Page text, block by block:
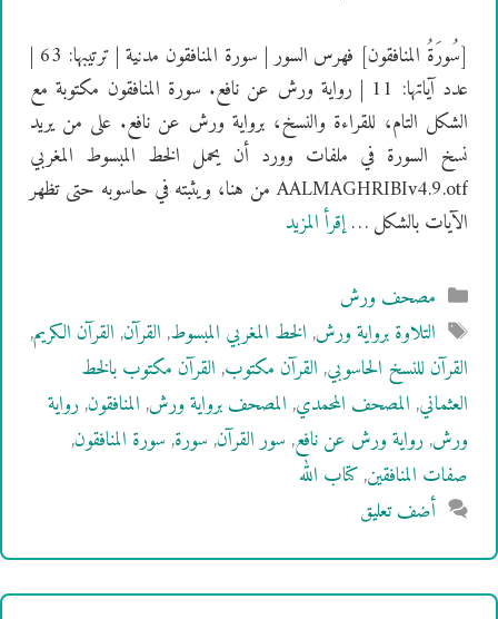
[سُورَةُ المنافقون] فهرس السور | سورة المنافقون مدنية | ترتيبها: 63 |
عدد آياتها: 11 | رواية ورش عن نافع. سورة المنافقون مكتوبة مع
الشكل التام، للقراءة والنسخ، برواية ورش عن نافع. على من يريد
نسخ السورة في ملفات وورد أن يحمل الخط المبسوط المغربي
AALMAGHRIBIv4.9.otf من هنا، ويثبته في حاسوبه حتى تظهر
الآيات بالشكل …إقرأ المزيد
التصنيفات
مصحف ورش
الوسوم
التلاوة برواية ورش,الخط المغربي المبسوط,القرآن,القرآن الكريم,
القرآن للنسخ الحاسوبي,القرآن مكتوب,القرآن مكتوب بالخط
العثماني,المصحف المحمدي,المصحف برواية ورش,المنافقون,رواية
ورش,رواية ورش عن نافع,سور القرآن,سورة,سورة المنافقون,
صفات المنافقين,كتاب الله
أضف تعليق